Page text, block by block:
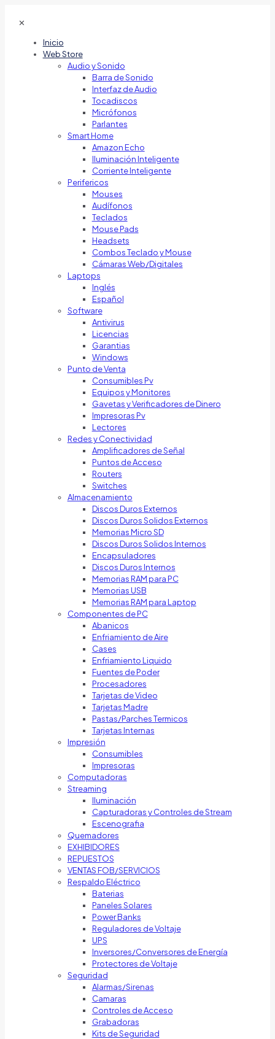
✕
Inicio
Web Store
Audio y Sonido
Barra de Sonido
Interfaz de Audio
Tocadiscos
Micrófonos
Parlantes
Smart Home
Amazon Echo
Iluminación Inteligente
Corriente Inteligente
Perifericos
Mouses
Audífonos
Teclados
Mouse Pads
Headsets
Combos Teclado y Mouse
Cámaras Web/Digitales
Laptops
Inglés
Español
Software
Antivirus
Licencias
Garantias
Windows
Punto de Venta
Consumibles Pv
Equipos y Monitores
Gavetas y Verificadores de Dinero
Impresoras Pv
Lectores
Redes y Conectividad
Amplificadores de Señal
Puntos de Acceso
Routers
Switches
Almacenamiento
Discos Duros Externos
Discos Duros Solidos Externos
Memorias Micro SD
Discos Duros Solidos Internos
Encapsuladores
Discos Duros Internos
Memorias RAM para PC
Memorias USB
Memorias RAM para Laptop
Componentes de PC
Abanicos
Enfriamiento de Aire
Cases
Enfriamiento Liquido
Fuentes de Poder
Procesadores
Tarjetas de Video
Tarjetas Madre
Pastas/Parches Termicos
Tarjetas Internas
Impresión
Consumibles
Impresoras
Computadoras
Streaming
Iluminación
Capturadoras y Controles de Stream
Escenografia
Quemadores
EXHIBIDORES
REPUESTOS
VENTAS FOB/SERVICIOS
Respaldo Eléctrico
Baterias
Paneles Solares
Power Banks
Reguladores de Voltaje
UPS
Inversores/Conversores de Energía
Protectores de Voltaje
Seguridad
Alarmas/Sirenas
Camaras
Controles de Acceso
Grabadoras
Kits de Seguridad